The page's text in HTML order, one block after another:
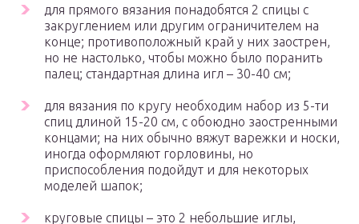
для прямого вязания понадобятся 2 спицы с
закруглением или другим ограничителем на
конце; противоположный край у них заострен,
но не настолько, чтобы можно было поранить
палец; стандартная длина игл – 30-40 см;
для вязания по кругу необходим набор из 5-ти
спиц длиной 15-20 см, с обоюдно заостренными
концами; на них обычно вяжут варежки и носки,
иногда оформляют горловины, но
приспособления подойдут и для некоторых
моделей шапок;
круговые спицы – это 2 небольшие иглы,